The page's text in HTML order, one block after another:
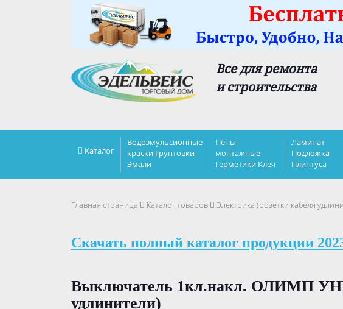
Все для ремонта
и строительства
Каталог
Водоэмульсионные
краски Грунтовки
Эмали
Пены
монтажные
Герметики Клея
Ламинат
Подложка
Плинтуса
Главная страница Каталог товаров Электрика (розетки кабеля
Скачать полный каталог продукции
Выключатель 1кл.накл. ОЛИМП
удлинители)